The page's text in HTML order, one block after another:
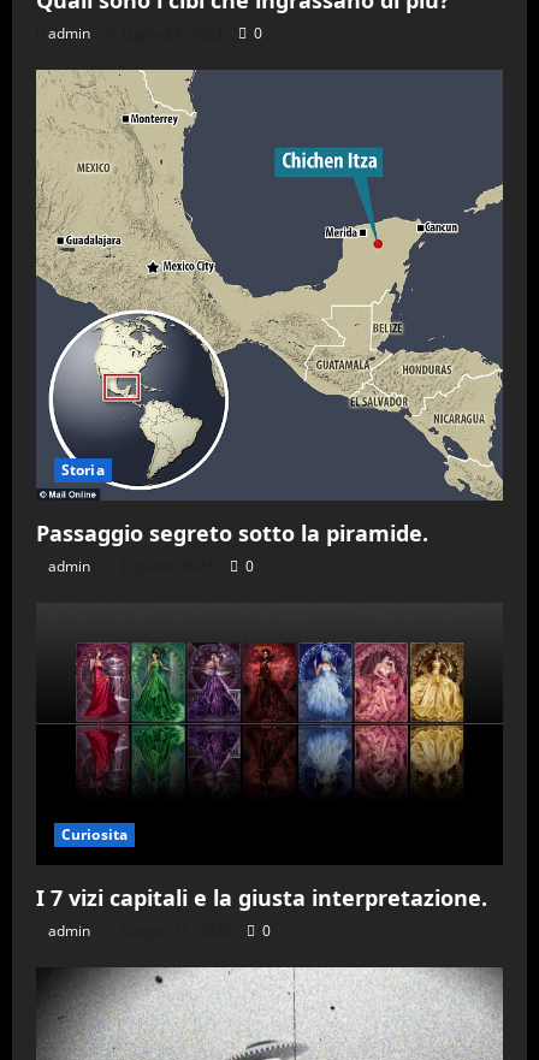
admin 0
Storia
Passaggio segreto sotto la piramide.
admin 0
Curiosita
I 7 vizi capitali e la giusta interpretazione.
admin 0